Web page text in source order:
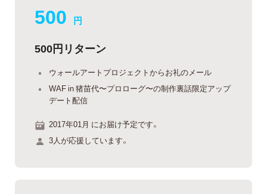
500 円
500円リターン
ウォールアートプロジェクトからお礼のメール
WAF in 猪苗代〜プロローグ〜の制作裏話限定アップ
デート配信
2017年01月 にお届け予定です。
3人が応援しています。